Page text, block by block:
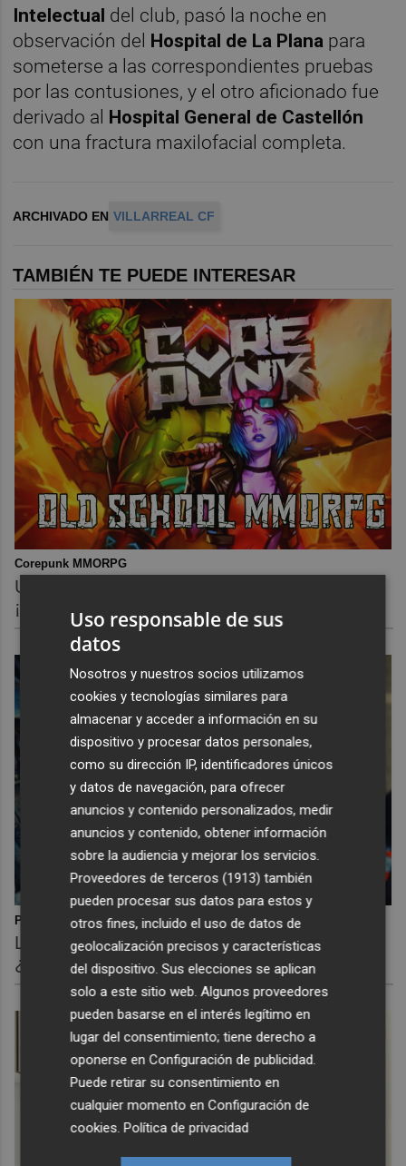
Intelectual del club, pasó la noche en
observación del Hospital de La Plana para
someterse a las correspondientes pruebas
por las contusiones, y el otro aficionado fue
derivado al Hospital General de Castellón
con una fractura maxilofacial completa.
ARCHIVADO EN VILLARREAL CF
TAMBIÉN TE PUEDE INTERESAR
Corepunk MMORPG
Un verdadero MMORPG de la vieja escuela
¡Cómo los de antes, pero mejor!
Pasaportes que abren puertas
Los pasaportes más poderosos del mundo,
¿está el tuyo?
Uso responsable de sus
datos
Nosotros y nuestros socios utilizamos
cookies y tecnologías similares para
almacenar y acceder a información en su
dispositivo y procesar datos personales,
como su dirección IP, identificadores únicos
y datos de navegación, para ofrecer
anuncios y contenido personalizados, medir
anuncios y contenido, obtener información
sobre la audiencia y mejorar los servicios.
Proveedores de terceros (1913) también
pueden procesar sus datos para estos y
otros fines, incluido el uso de datos de
geolocalización precisos y características
del dispositivo. Sus elecciones se aplican
solo a este sitio web. Algunos proveedores
pueden basarse en el interés legítimo en
lugar del consentimiento; tiene derecho a
oponerse enConfiguración de publicidad
Puede retirar su consentimiento en
cualquier momento enConfiguración de
cookies .Política de privacidad